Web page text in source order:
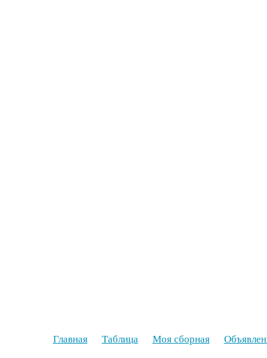
Главная Таблица Моя сборная